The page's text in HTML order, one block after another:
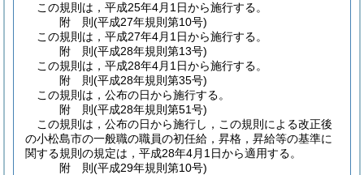
この規則は，平成25年4月1日から施行する。
附 則(平成27年規則第10号)
この規則は，平成27年4月1日から施行する。
附 則(平成28年規則第13号)
この規則は，平成28年4月1日から施行する。
附 則(平成28年規則第35号)
この規則は，公布の日から施行する。
附 則(平成28年規則第51号)
この規則は，公布の日から施行し，この規則による改正後
の小松島市の一般職の職員の初任給，昇格，昇給等の基準に
関する規則の規定は，平成28年4月1日から適用する。
附 則(平成29年規則第10号)